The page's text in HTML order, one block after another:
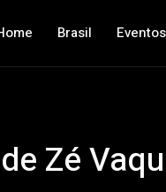
Brasil Eventos
Zé